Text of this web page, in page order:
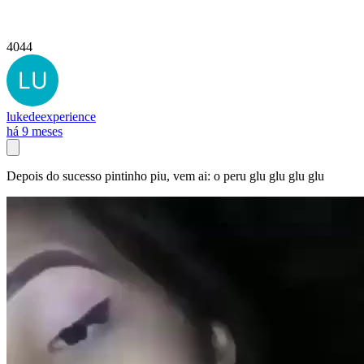
4044
lukedeexperience
há 9 meses
Depois do sucesso pintinho piu, vem ai: o peru glu glu glu glu